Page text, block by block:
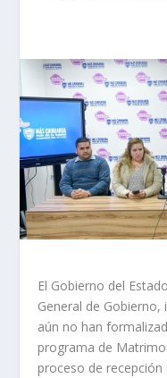
El Gobierno del
General de
aún no han
programa de
proceso de recepción